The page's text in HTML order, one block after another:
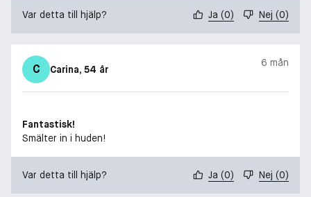
Var detta till hjälp? Ja (0) Nej (0)
C Carina, 54 år
6 mån
Fantastisk!
Smälter in i huden!
Var detta till hjälp? Ja (0) Nej (0)